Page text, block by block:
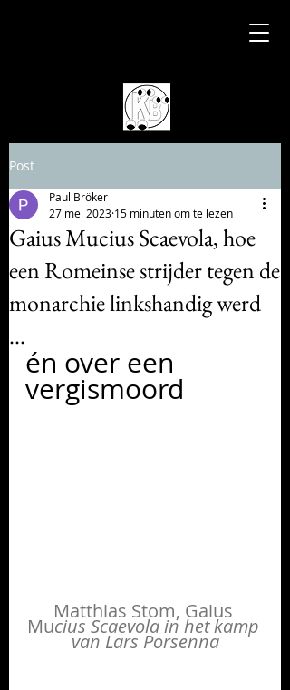
Post
Gaius Mucius Scaevola, hoe
een Romeinse strijder tegen de
monarchie linkshandig werd
...
Paul Bröker
27 mei 2023 15 minuten om te lezen
én over een
vergismoord
Matthias Stom, Gaius
Mucius Scaevola in het kamp
van Lars Porsenna